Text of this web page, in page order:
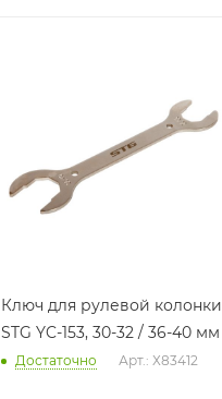
Ключ для рулевой колонки
STG YC-153, 30-32 / 36-40 мм
Достаточно Арт.: Х83412